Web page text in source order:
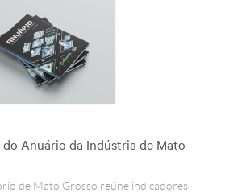
do Anuário da Indústria de Mato
de Mato Grosso reúne indicadores